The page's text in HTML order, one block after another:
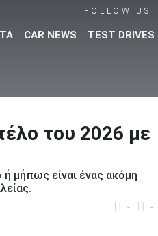
FOLLOW US
CAR NEWS TEST DRIVES
το αυτοκίνητο!
του 2026 με
ή μήπως είναι ένας ακόμη
- -